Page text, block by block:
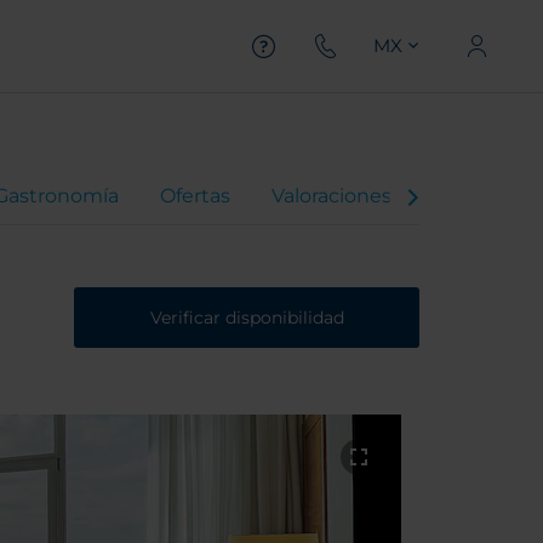
MX
Ofertas Valoraciones
Verificar disponibilidad